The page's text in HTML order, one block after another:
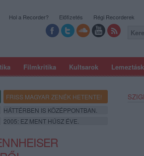
Filmkritika Kultsarok
Hol a Recorder? Előfizetés Régi Recorderek
FRISS MAGYAR ZENÉK HETENTE!
HÁTTÉRBEN IS KÖZÉPPONTBAN.
2005: EZ MENT HÚSZ ÉVE.